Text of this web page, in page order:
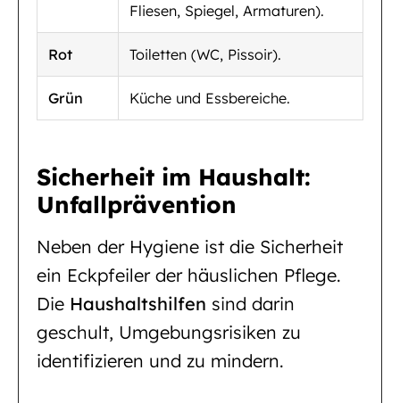
Fliesen, Spiegel, Armaturen).
Rot Toiletten (WC, Pissoir).
Grün Küche und Essbereiche.
Sicherheit im Haushalt:
Unfallprävention
Neben der Hygiene ist die Sicherheit
ein Eckpfeiler der häuslichen Pflege.
Die Haushaltshilfen sind darin
geschult, Umgebungsrisiken zu
identifizieren und zu mindern.